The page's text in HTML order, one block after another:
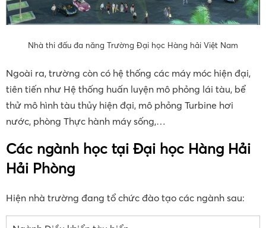
Nhà thi đấu đa năng Trường Đại học Hàng hải Việt Nam
Ngoài ra, trường còn có hệ thống các máy móc hiện đại,
tiên tiến như Hệ thống huấn luyện mô phỏng lái tàu, bể
thử mô hình tàu thủy hiện đại, mô phỏng Turbine hơi
nước, phòng Thực hành máy sống,…
Các ngành học tại Đại học Hàng Hải
Hải Phòng
Hiện nhà trường đang tổ chức đào tạo các ngành sau: